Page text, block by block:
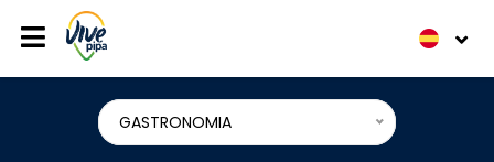
GASTRONOMIA